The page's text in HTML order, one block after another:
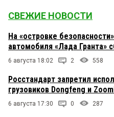
СВЕЖИЕ НОВОСТИ
На «островке
автомобиля «Лада Гранта»
6 августа 18:02 2 558
Росстандарт запретил
грузовиков Dongfeng и
6 августа 17:30 0 287